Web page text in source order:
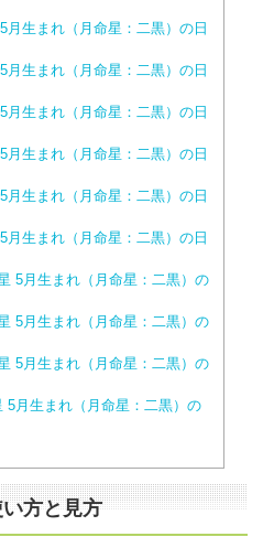
月生まれ（月命星：二黒）の日
月生まれ（月命星：二黒）の日
月生まれ（月命星：二黒）の日
月生まれ（月命星：二黒）の日
月生まれ（月命星：二黒）の日
月生まれ（月命星：二黒）の日
5月生まれ（月命星：二黒）の
5月生まれ（月命星：二黒）の
5月生まれ（月命星：二黒）の
5月生まれ（月命星：二黒）の
方と見方